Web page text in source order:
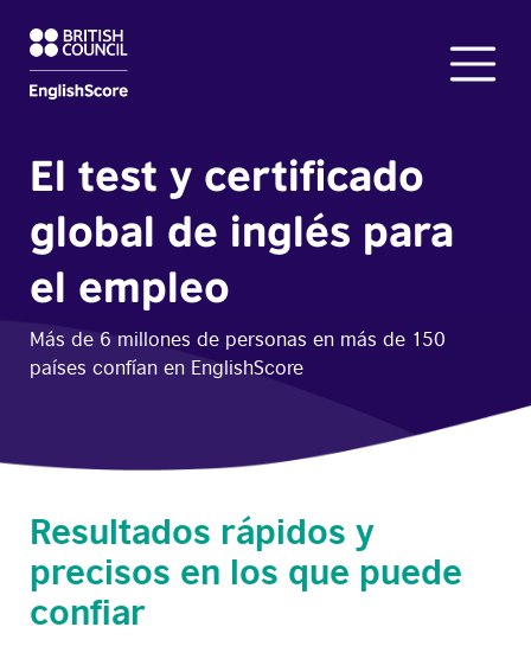
El test y certificado
global de inglés para
el empleo
Más de 6 millones de personas en más de 150
países confían en EnglishScore
Resultados rápidos y
precisos en los que puede
confiar